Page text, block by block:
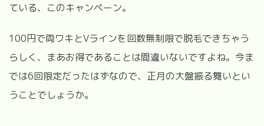
ている、このキャンペーン。
100円で両ワキとVラインを回数無制限で脱毛できちゃう
らしく、まあお得であることは間違いないですよね。今ま
では6回限定だったはずなので、正月の大盤振る舞いとい
うことでしょうか。